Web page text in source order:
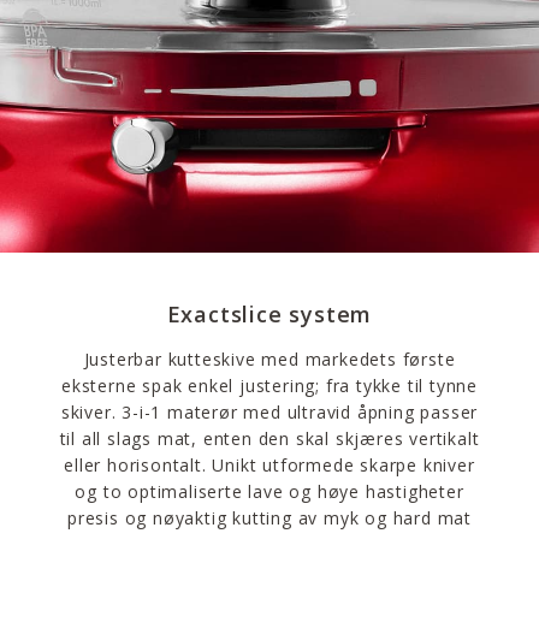
Exactslice system
Justerbar kutteskive med markedets første
eksterne spak enkel justering; fra tykke til tynne
skiver. 3-i-1 materør med ultravid åpning passer
til all slags mat, enten den skal skjæres vertikalt
eller horisontalt. Unikt utformede skarpe kniver
og to optimaliserte lave og høye hastigheter
presis og nøyaktig kutting av myk og hard mat